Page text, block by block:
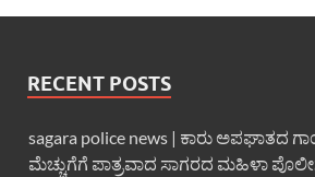
RECENT POSTS
sagara police news | ಕಾರು ಅಪಘಾತದ
ಮೆಚ್ಚುಗೆಗೆ ಪಾತ್ರವಾದ ಸಾಗರದ ಮಹಿಳಾ